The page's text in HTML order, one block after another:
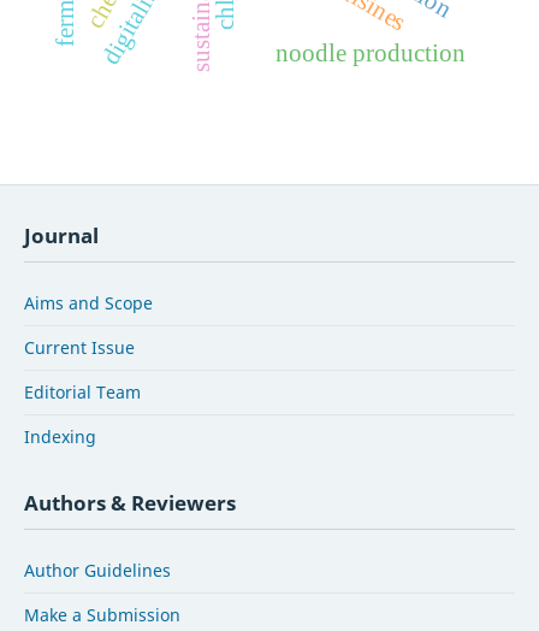
noodle production
Journal
Aims and Scope
Current Issue
Editorial Team
Indexing
Authors & Reviewers
Author Guidelines
Make a Submission